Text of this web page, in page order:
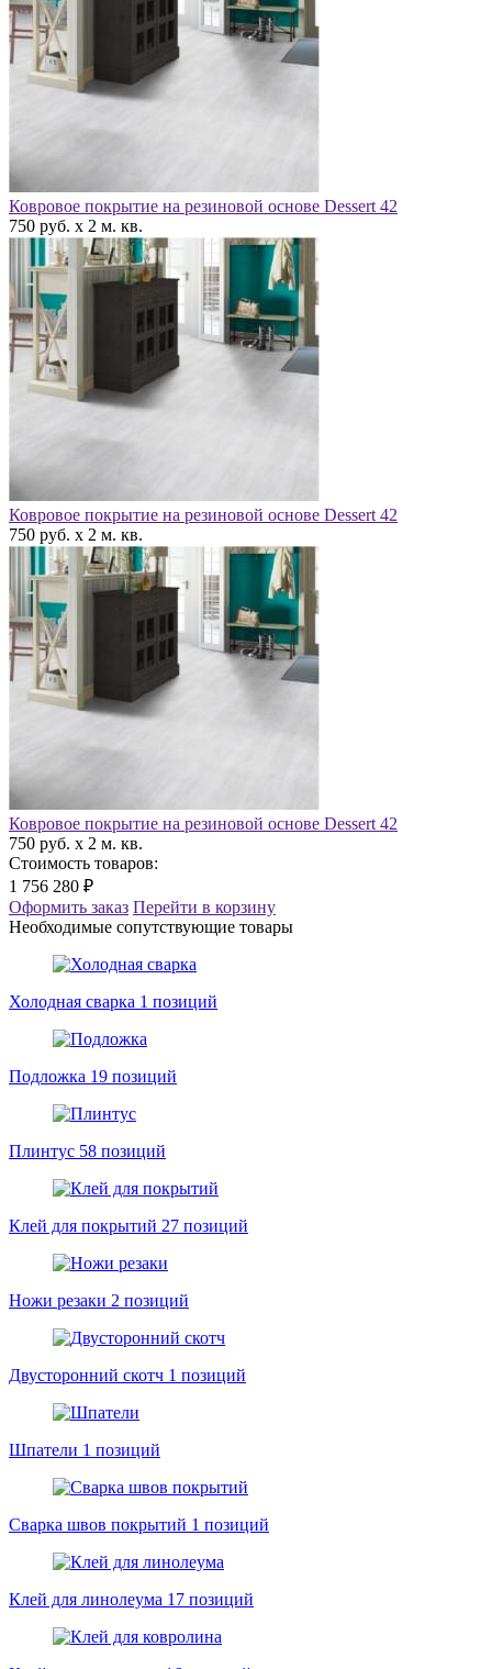
Ковровое покрытие на резиновой основе Dessert 42
750 руб. x 2 м. кв.
Ковровое покрытие на резиновой основе Dessert 42
750 руб. x 2 м. кв.
Ковровое покрытие на резиновой основе Dessert 42
750 руб. x 2 м. кв.
Стоимость товаров:
1 756 280 ₽
Оформить заказ Перейти в корзину
Необходимые сопутствующие товары
Холодная сварка 1 позиций
Подложка 19 позиций
Плинтус 58 позиций
Клей для покрытий 27 позиций
Ножи резаки 2 позиций
Двусторонний скотч 1 позиций
Шпатели 1 позиций
Сварка швов покрытий 1 позиций
Клей для линолеума 17 позиций